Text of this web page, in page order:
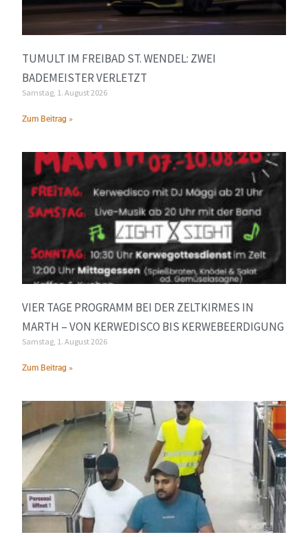
TUMULT IM FREIBAD ST. WENDEL: ZWEI
BADEMEISTER VERLETZT
Samstag, 1. August 2026
Zum Beitrag »
VIER TAGE PROGRAMM BEI DER ZELTKIRMES IN
MARTH – VON KERWEDISCO BIS KERWEBEERDIGUNG
Samstag, 1. August 2026
Zum Beitrag »